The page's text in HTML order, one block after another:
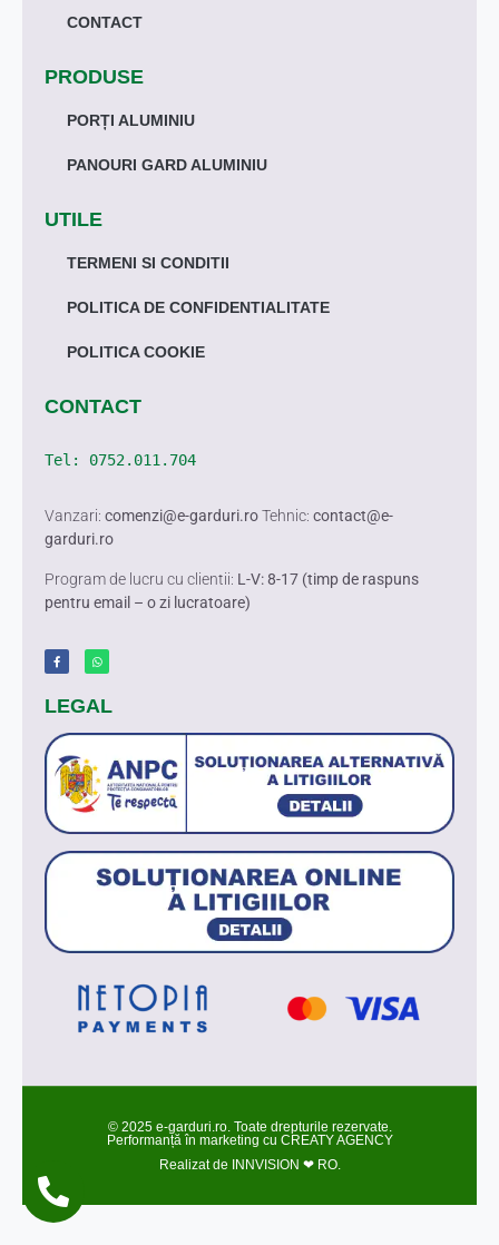
CONTACT
PRODUSE
PORȚI ALUMINIU
PANOURI GARD ALUMINIU
UTILE
TERMENI SI CONDITII
POLITICA DE CONFIDENTIALITATE
POLITICA COOKIE
CONTACT
Tel: 0752.011.704
Vanzari: comenzi@e-garduri.roTehnic: contact@e-
garduri.ro
Program de lucru cu clientii: L-V: 8-17 (timp de raspuns
pentru email – o zi lucratoare)
LEGAL
© 2025 e-garduri.ro. Toate drepturile rezervate.
Performanță în marketing cu CREATY AGENCY
Realizat de INNVISION ❤ RO.